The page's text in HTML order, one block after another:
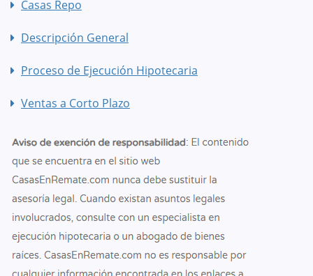
Casas Repo
Descripción General
Proceso de Ejecución Hipotecaria
Ventas a Corto Plazo